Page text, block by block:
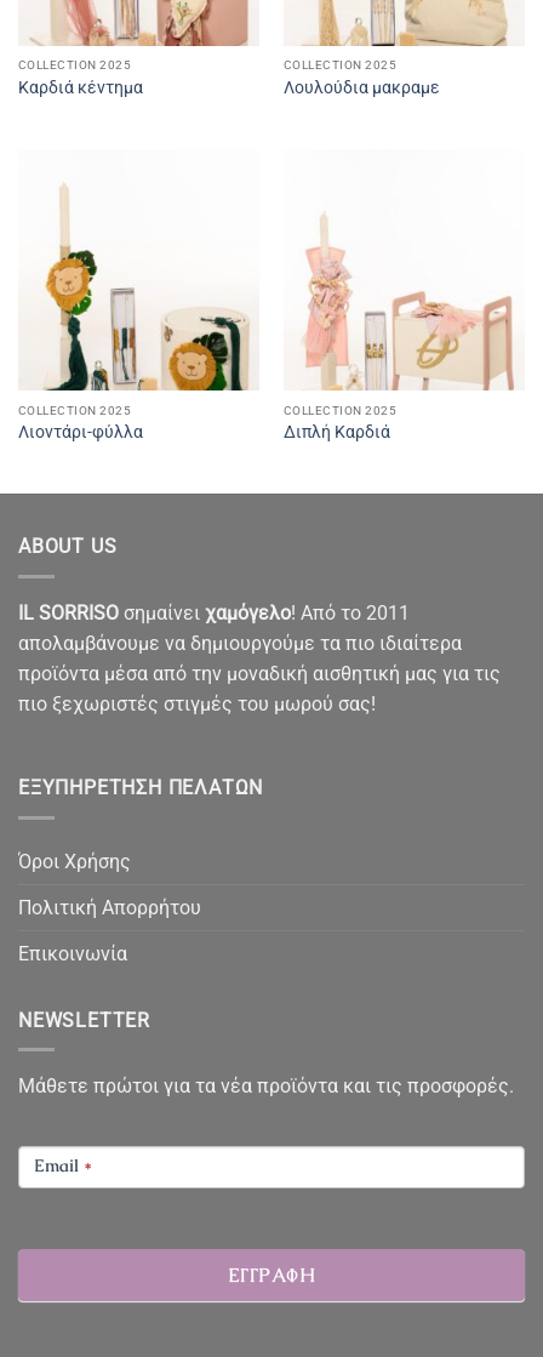
COLLECTION 2025
Καρδιά κέντημα
COLLECTION 2025
Λουλούδια μακραμε
COLLECTION 2025
Λιοντάρι-φύλλα
COLLECTION 2025
Διπλή Καρδιά
ABOUT US
IL SORRISO σημαίνει χαμόγελο! Από το 2011
απολαμβάνουμε να δημιουργούμε τα πιο ιδιαίτερα
προϊόντα μέσα από την μοναδική αισθητική μας για τις
πιο ξεχωριστές στιγμές του μωρού σας!
ΕΞΥΠΗΡΈΤΗΣΗ ΠΕΛΑΤΏΝ
Όροι Χρήσης
Πολιτική Απορρήτου
Επικοινωνία
NEWSLETTER
Μάθετε πρώτοι για τα νέα προϊόντα και τις προσφορές.
NEWSLETTER
Email *
ΕΓΓΡΑΦΗ